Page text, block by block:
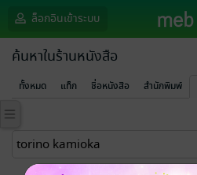
ล็อกอินเข้าระบบ
ค้นหาในร้านหนังสือ
ทั้งหมด แท็ก ชื่อหนังสือ สำนักพิมพ์